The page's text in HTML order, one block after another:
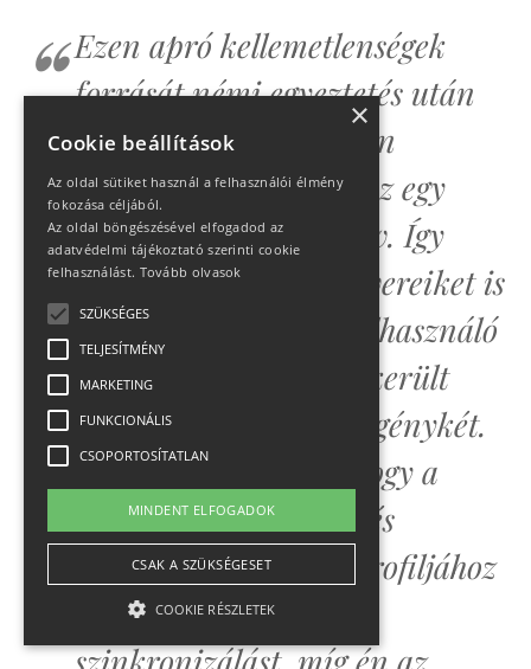
Ezen apró kellemetlenségek
forrását némi egyeztetés után
találtuk meg. A Garmin
hivatalos álláspontja az egy
használó egy eszköz elv. Így
optimalizálják a szoftvereiket is
gondolom, mert a 2 felhasználó
1 eszköz beállítással sikerült
bolonddá tennünk szegénykét.
Azt történt ugyanis, hogy a
kollégám közös tesztelés
alkalmából ő a saját profiljához
hozzárendelte a wifi
×
Cookie beállítások
Az oldal sütiket használ a felhasználói élmény
fokozása céljából.
Az oldal böngészésével elfogadod az
adatvédelmi tájékoztató szerinti cookie
felhasználást. Tovább olvasok
SZÜKSÉGES
TELJESÍTMÉNY
MARKETING
FUNKCIONÁLIS
CSOPORTOSÍTATLAN
MINDENT ELFOGADOK
CSAK A SZÜKSÉGESET
COOKIE RÉSZLETEK